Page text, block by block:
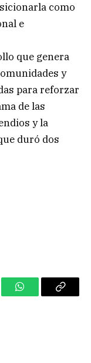
como
e
que genera
y
para reforzar
de las
y la
duró dos
WhatsAppCopy